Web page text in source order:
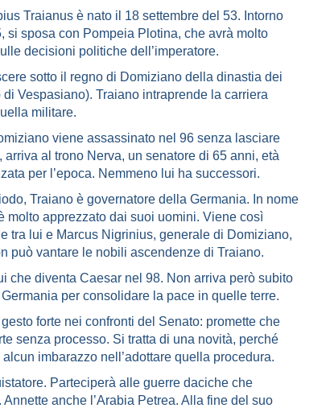
Traianus è nato il 18 settembre del 53. Intorno
si sposa con Pompeia Plotina, che avrà molto
decisioni politiche dell’imperatore.
sotto il regno di Domiziano della dinastia dei
di Vespasiano). Traiano intraprende la carriera
militare.
viene assassinato nel 96 senza lasciare
arriva al trono Nerva, un senatore di 65 anni, età
per l’epoca. Nemmeno lui ha successori.
Traiano è governatore della Germania. In nome
molto apprezzato dai suoi uomini. Viene così
tra lui e Marcus Nigrinius, generale di Domiziano,
può vantare le nobili ascendenze di Traiano.
che diventa Caesar nel 98. Non arriva però subito
per consolidare la pace in quelle terre.
forte nei confronti del Senato: promette che
senza processo. Si tratta di una novità, perché
imbarazzo nell’adottare quella procedura.
Parteciperà alle guerre daciche che
anche l’Arabia Petrea. Alla fine del suo